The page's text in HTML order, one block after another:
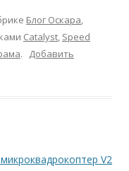
Блог Оскара,
Catalyst, Speed
. Добавить
микроквадрокоптер V2